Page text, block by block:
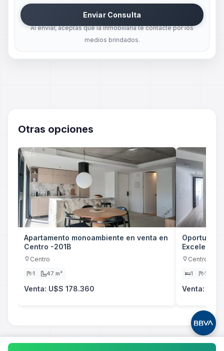
Enviar Consulta
Al enviar, aceptas que la inmobiliaria te contacte por los
medios brindados.
Otras opciones
Apartamento monoambiente en venta en
Centro -201B
Centro
1 47 m²
Venta: U$S 178.360
Excelente
Centro
1 1
Venta: U$S